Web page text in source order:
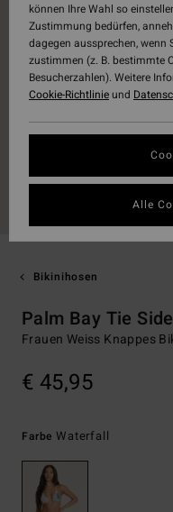
Bikinihosen
Palm Bay Tie
Frauen Weiss Knappes
€ 45,95
FarbeWaterfall
können Ihre Wahl so
Zustimmung bedürfen,
dagegen aussprechen, wenn
zustimmen (z. B. bestimmte
Besucherzahlen). Weitere
Cookie-Richtlinieund
Alle